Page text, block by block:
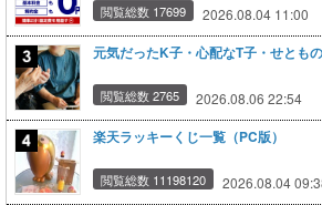
閲覧総数 17699 2026.08.04 11:00
元気だったK子・心配なT子・せとも
閲覧総数 2765 2026.08.06 22:54
楽天ラッキーくじ一覧（PC版）
閲覧総数 11198120 2026.08.04